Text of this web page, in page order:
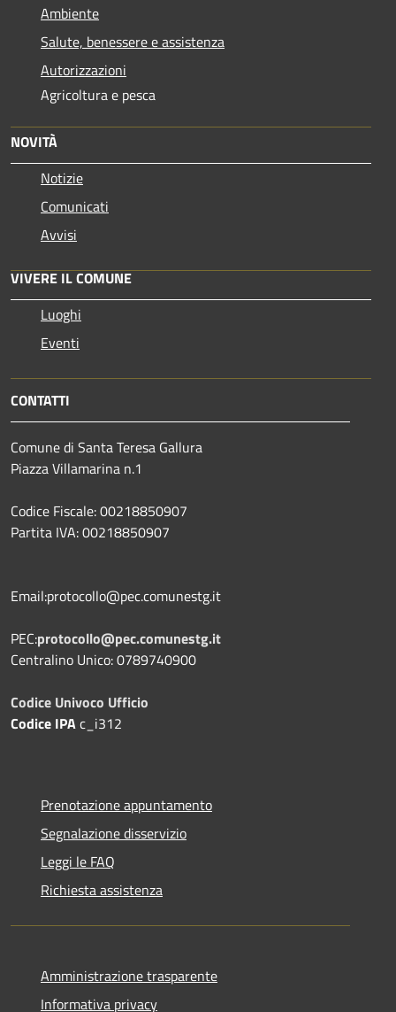
Ambiente
Salute, benessere e assistenza
Autorizzazioni
Agricoltura e pesca
NOVITÀ
Notizie
Comunicati
Avvisi
VIVERE IL COMUNE
Luoghi
Eventi
CONTATTI
Comune di Santa Teresa Gallura
Piazza Villamarina n.1
Codice Fiscale: 00218850907
Partita IVA: 00218850907
Email:protocollo@pec.comunestg.it
PEC:protocollo@pec.comunestg.it
Centralino Unico: 0789740900
Codice Univoco Ufficio
Codice IPAc_i312
Prenotazione appuntamento
Segnalazione disservizio
Leggi le FAQ
Richiesta assistenza
Amministrazione trasparente
Informativa privacy